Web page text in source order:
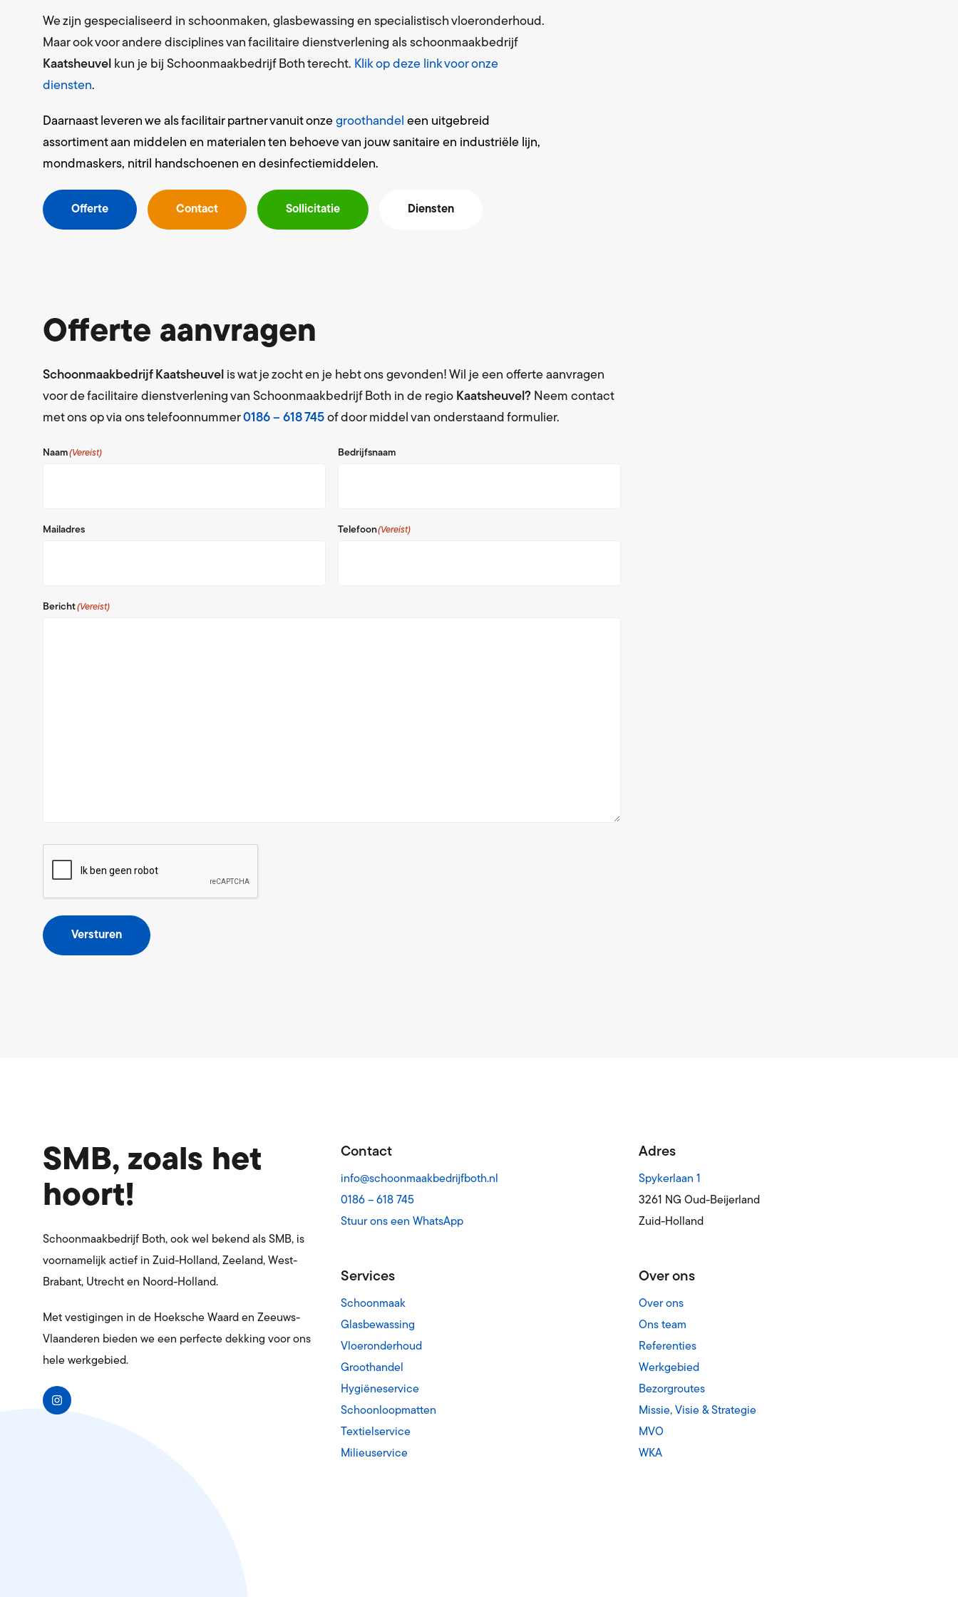
We zijn gespecialiseerd in schoonmaken, glasbewassing en specialistisch vloeronderhoud.
Maar ook voor andere disciplines van facilitaire dienstverlening als schoonmaakbedrijf
Kaatsheuvel kun je bij Schoonmaakbedrijf Both terecht. Klik op deze link voor onze
diensten.
Daarnaast leveren we als facilitair partner vanuit onze groothandel een uitgebreid
assortiment aan middelen en materialen ten behoeve van jouw sanitaire en industriële lijn,
mondmaskers, nitril handschoenen en desinfectiemiddelen.
Offerte Contact Sollicitatie Diensten
Offerte aanvragen
Schoonmaakbedrijf Kaatsheuvel is wat je zocht en je hebt ons gevonden! Wil je een offerte aanvragen
voor de facilitaire dienstverlening van Schoonmaakbedrijf Both in de regio Kaatsheuvel? Neem contact
met ons op via ons telefoonnummer0186 – 618 745 of door middel van onderstaand formulier.
Naam(Vereist) Bedrijfsnaam
Mailadres Telefoon(Vereist)
Bericht(Vereist)
Versturen
SMB, zoals het
hoort!
Schoonmaakbedrijf Both, ook wel bekend als SMB, is
voornamelijk actief in Zuid-Holland, Zeeland, West-
Brabant, Utrecht en Noord-Holland.
Met vestigingen in de Hoeksche Waard en Zeeuws-
Vlaanderen bieden we een perfecte dekking voor ons
hele werkgebied.
Contact
info@schoonmaakbedrijfboth.nl
0186 – 618 745
Stuur ons een WhatsApp
Adres
Spykerlaan 1
3261 NG Oud-Beijerland
Zuid-Holland
Services
Schoonmaak
Glasbewassing
Vloeronderhoud
Groothandel
Hygiëneservice
Schoonloopmatten
Textielservice
Milieuservice
Over ons
Over ons
Ons team
Referenties
Werkgebied
Bezorgroutes
Missie, Visie & Strategie
MVO
WKA